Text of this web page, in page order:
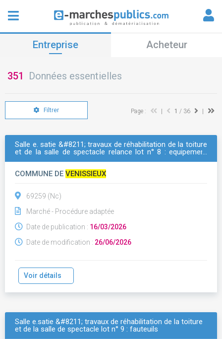
Entreprise Acheteur
351 Données essentielles
Filtrer Page : 1 / 36
Salle e. satie &#8211; travaux de réhabilitation de la toiture
et de la salle de spectacle relance lot n° 8 : equipement
COMMUNE DE VENISSIEUX
69259 (Nc)
Marché - Procédure adaptée
Date de publication : 16/03/2026
Date de modification : 26/06/2026
Voir détails
Salle e.satie &#8211; travaux de réhabilitation de la toiture
et de la salle de spectacle lot n° 9 : fauteuils